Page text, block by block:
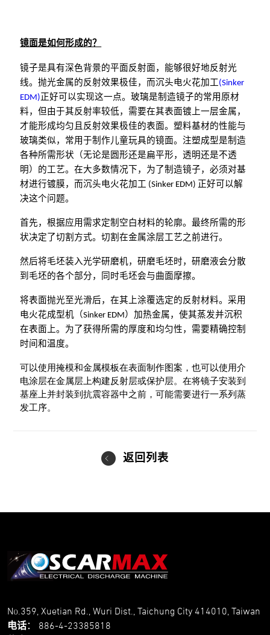
镜面是如何形成的？
镜子是具有深色背景的平面反射面，能够很好地反射光
线。抛光金属的反射效果极佳，而沉头电火花加工 (Sinker
EDM) 正好可以实现这一点。玻璃是制造镜子的常用原材
料，但由于其反射率较低，需要在其表面镀上一层金属，
才能形成均匀且反射效果极佳的表面。塑料基材的性能与
玻璃类似，常用于制作儿童玩具的镜面。注塑成型是制造
各种所需形状（无论是圆形还是扁平形，透明还是不透
明）的工艺。在大多数情况下，为了制造镜子，必须对基
材进行镀膜，而沉头电火花加工 (Sinker EDM) 正好可以解
决这个问题。
首先，根据应用需求定制空白材料的轮廓。最终所需的形
状决定了切割方式。切割在金属涂层工艺之前进行。
然后将毛坯装入光学研磨机，研磨毛坯时，研磨液会分散
到毛坯的各个部分，同时毛坯会与曲面摩擦。
将表面抛光至光滑后，在其上涂覆选定的反射材料。采用
电火花成型机（Sinker EDM）加热金属，使其蒸发并沉积
在表面上。为了获得所需的厚度和均匀性，需要精确控制
时间和温度。
可以使用掩模和金属模板在表面制作图案，也可以使用介
电涂层在金属层上构建反射层或保护层。在将镜子安装到
基座上并封装到抗震容器中之前，可能需要进行一系列蒸
发工序。
返回列表
No.359, Xuetian Rd., Wuri Dist., Taichung City 414010, Taiwan
电话： 886-4-23385818